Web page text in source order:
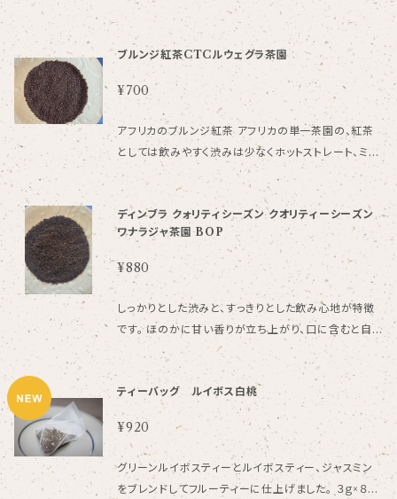
ー・などをブレンドして飲みやすくしております。 紅茶、
ジンジャー、ザラメ、/香料 3.5ｇ×8個入 一回のご購入
で発送できる個数は全商品合わせて５袋までになって
おります。
ブルンジ紅茶CTCルウェグラ茶園
¥700
アフリカのブルンジ紅茶 アフリカの単一茶園の、紅茶
としては飲みやすく渋みは少なくホットストレート、ミル
クティーなどにおすすめです。 普段使いの、紅茶として
活用される紅茶になります。 50g
ディンブラ クォリティシーズン クオリティーシーズン
ワナラジャ茶園 BOP
¥880
しっかりとした渋みと、すっきりとした飲み心地が特徴
です。 ほのかに甘い香りが立ち上がり、口に含むと自
然な甘みも感じられます。 アイスティーでもお楽しみい
ただけます。 ストレート 40ｇ 一回のご購入で発送でき
る個数は全商品合わせて５袋までになっております。
ティーバッグ ルイボス白桃
¥920
グリーンルイボスティーとルイボスティー、ジャスミン
をブレンドしてフルーティーに仕上げました。 ３ｇ×８個